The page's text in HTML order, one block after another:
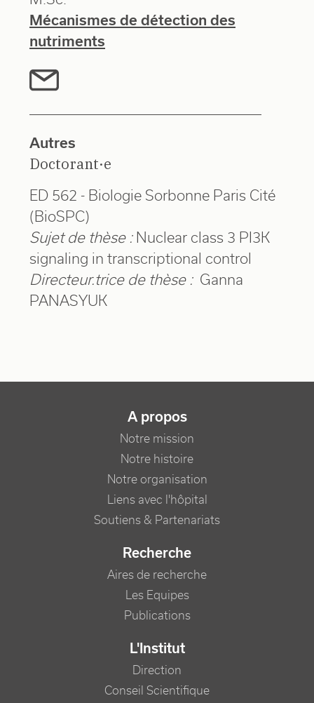
Mécanismes de détection des
nutriments
Autres
Doctorant·e
ED 562 - Biologie Sorbonne Paris Cité
(BioSPC)
Sujet de thèse : Nuclear class 3 PI3K
signaling in transcriptional control
Directeur.trice de thèse : Ganna
PANASYUK
NAVIGATION PRINCIPALE
A propos
Notre mission
Notre histoire
Notre organisation
Liens avec l'hôpital
Soutiens & Partenariats
Recherche
Aires de recherche
Les Equipes
Publications
L'Institut
Direction
Conseil Scientifique